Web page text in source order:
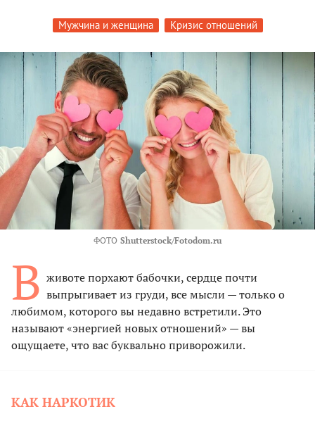
Мужчина и женщина Кризис отношений
ФОТО Shutterstock/Fotodom.ru
В животе порхают бабочки, сердце почти
выпрыгивает из груди, все мысли — только о
любимом, которого вы недавно встретили. Это
называют «энергией новых отношений» — вы
ощущаете, что вас буквально приворожили.
КАК НАРКОТИК